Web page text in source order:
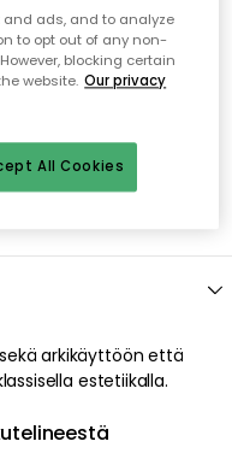
ajan
arkikäyttöön että
estetiikalla.
and ads, and to analyze
to opt out of any non-
blocking certain
website. Our privacy
All Cookies